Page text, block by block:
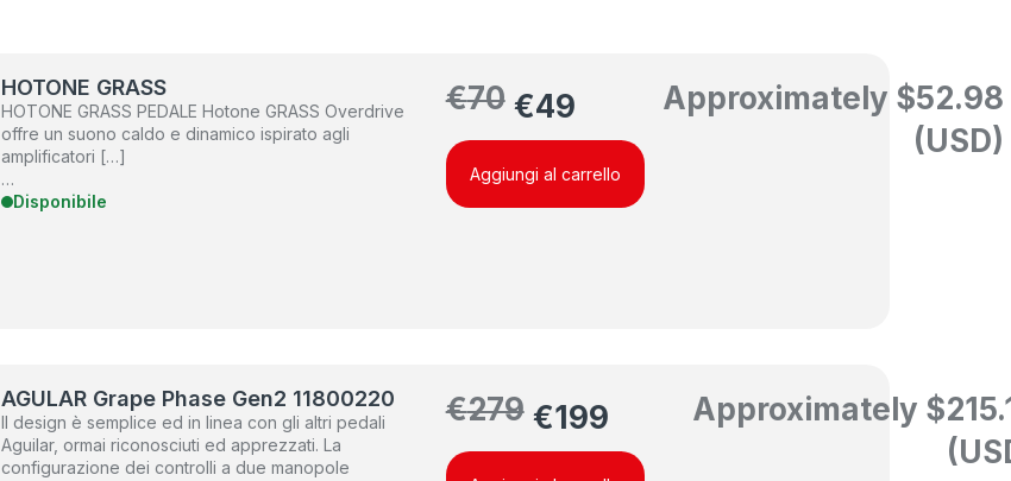
HOTONE GRASS
HOTONE GRASS PEDALE Hotone GRASS Overdrive
offre un suono caldo e dinamico ispirato agli
amplificatori […]
…
Disponibile
€70 €49 Approximately $52.98
(USD)
Aggiungi al carrello
AGULAR Grape Phase Gen2 11800220
Il design è semplice ed in linea con gli altri pedali
Aguilar, ormai riconosciuti ed apprezzati. La
configurazione dei controlli a due manopole
€279 €199 Approximately $